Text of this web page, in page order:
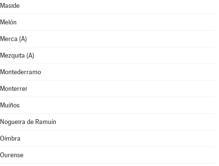
Maside
Melón
Merca (A)
Mezquita (A)
Montederramo
Monterrei
Muíños
Nogueira de Ramuín
Oímbra
Ourense